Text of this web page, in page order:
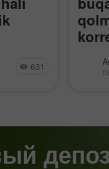
(Bearish
631
Har
Pivot :